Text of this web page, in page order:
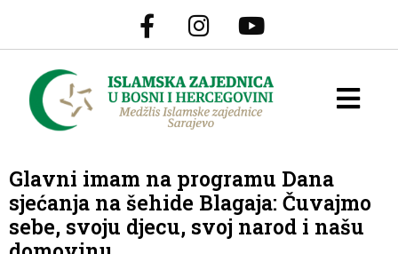
Glavni imam na programu Dana
sjećanja na šehide Blagaja: Čuvajmo
sebe, svoju djecu, svoj narod i našu